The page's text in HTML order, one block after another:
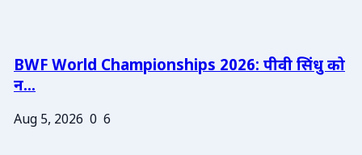
BWF World Championships 2026: पीवी सिंधु को
न...
Aug 5, 2026 0 6